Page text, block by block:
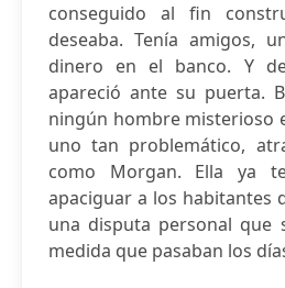
conseguido al fin
deseaba. Tenía amigos,
dinero en el banco. Y
apareció ante su puerta.
ningún hombre misterioso
uno tan problemático,
como Morgan. Ella ya
apaciguar a los habitantes
una disputa personal que
medida que pasaban los